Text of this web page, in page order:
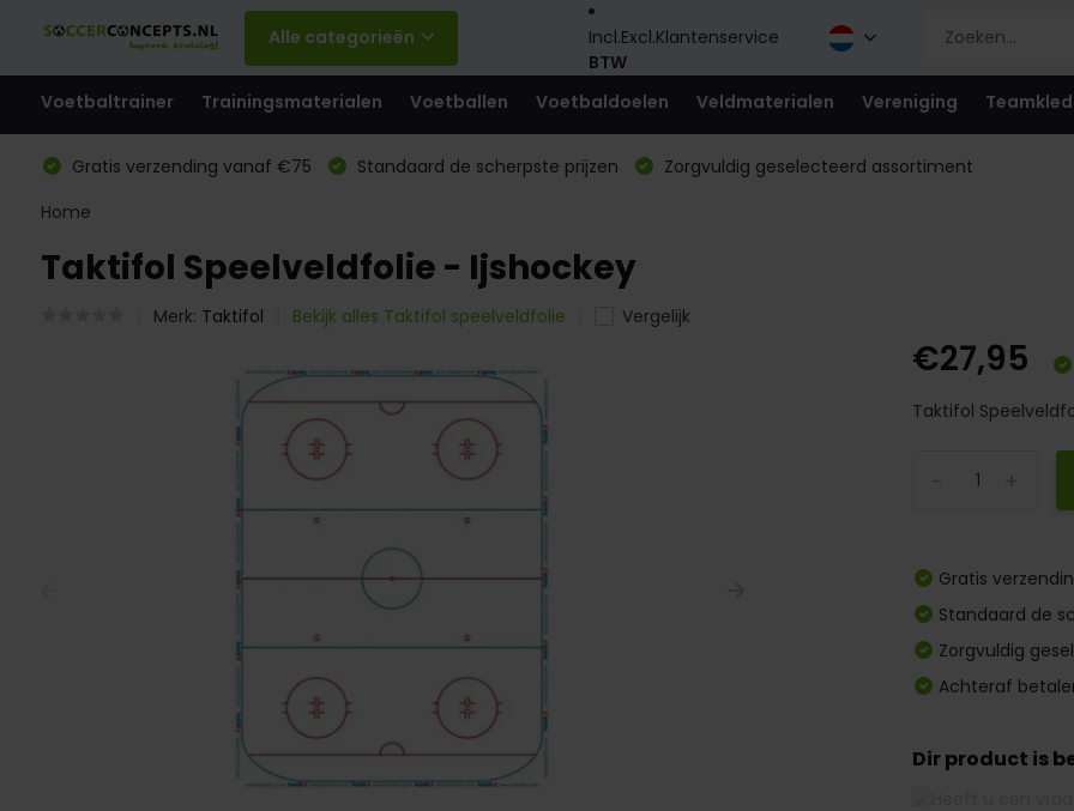
Alle categorieën Incl.Excl.
BTW
Klantenservice
Voetbaltrainer Trainingsmaterialen Voetballen Voetbaldoelen Veldmaterialen Vereniging
Gratis verzending vanaf €75 Standaard de scherpste prijzen
Zorgvuldig geselecteerd assortiment
Home
Taktifol Speelveldfolie - Ijshockey
Merk: Taktifol Bekijk alles Taktifol speelveldfolie Vergelijk
€27,95
Taktifol
Gratis
Standaard de
Zorgvuldig
Achteraf
Dir product is